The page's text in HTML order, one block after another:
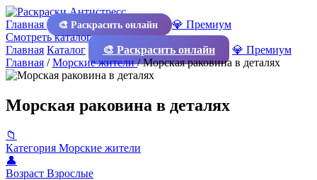
Главная 🎨 Раскрасить онлайн
💎 Премиум
Смотреть каталог
Главная Каталог 🎨 Раскрасить онлайн
💎 Премиум
Главная /Морские жители/Морская раковина в деталях
Морская раковина в деталях
📁
Категория Морские жители
👤
Возраст Взрослые